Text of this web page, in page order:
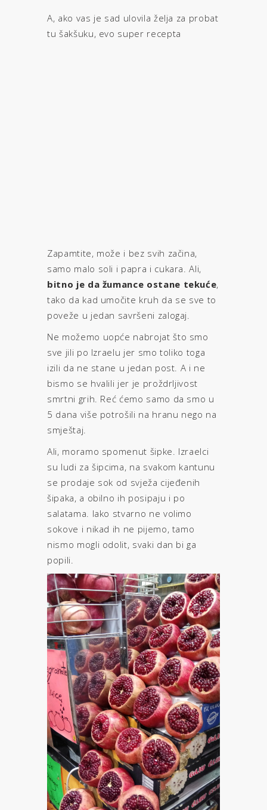
A, ako vas je sad ulovila želja za probat
tu šakšuku, evo super recepta
Zapamtite, može i bez svih začina,
samo malo soli i papra i cukara. Ali,
bitno je da žumance ostane tekuće,
tako da kad umočite kruh da se sve to
poveže u jedan savršeni zalogaj.
Ne možemo uopće nabrojat što smo
sve jili po Izraelu jer smo toliko toga
izili da ne stane u jedan post. A i ne
bismo se hvalili jer je proždrljivost
smrtni grih. Reć ćemo samo da smo u
5 dana više potrošili na hranu nego na
smještaj.
Ali, moramo spomenut šipke. Izraelci
su ludi za šipcima, na svakom kantunu
se prodaje sok od svježa cijeđenih
šipaka, a obilno ih posipaju i po
salatama. Iako stvarno ne volimo
sokove i nikad ih ne pijemo, tamo
nismo mogli odolit, svaki dan bi ga
popili.